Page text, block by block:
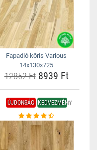
Fapadló kőris Various
14x130x725
12852 Ft8939 Ft
ÚJDONSÁG KEDVEZMÉNY